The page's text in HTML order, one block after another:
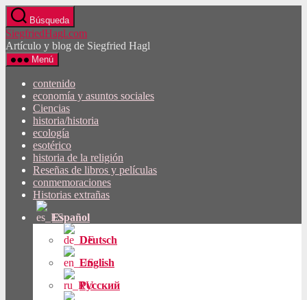
Saltar
al
contenido
Búsqueda
SiegfriedHagl.com
Artículo y blog de Siegfried Hagl
Menú
contenido
economía y asuntos sociales
Ciencias
historia/historia
ecología
esotérico
historia de la religión
Reseñas de libros y películas
conmemoraciones
Historias extrañas
Español
Deutsch
English
Русский